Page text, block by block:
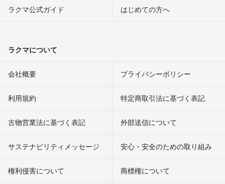
ラクマ公式ガイド はじめての方へ
ラクマについて
会社概要 プライバシーポリシー
利用規約 特定商取引法に基づく表記
古物営業法に基づく表記 外部送信について
サステナビリティメッセージ 安心・安全のための取り組み
権利侵害について
商標権について